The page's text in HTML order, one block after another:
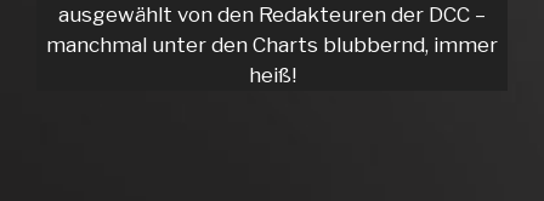
ausgewählt von den Redakteuren der DCC –
manchmal unter den Charts blubbernd, immer
heiß!